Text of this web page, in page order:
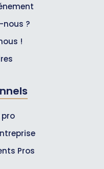
nous ?
!
Pros